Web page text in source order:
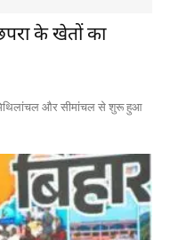
के खेतों का
मिथिलांचल और सीमांचल से शुरू हुआ